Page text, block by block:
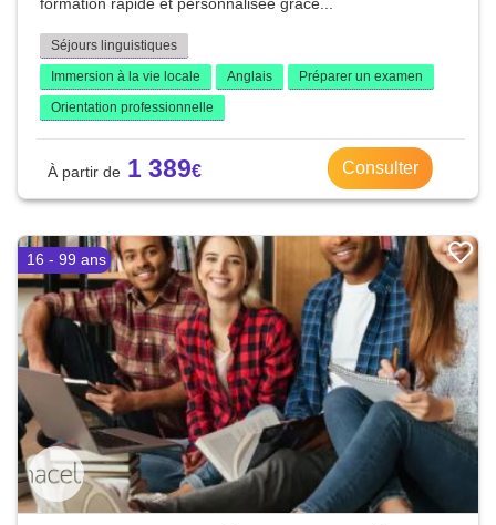
formation rapide et personnalisée grâce...
Séjours linguistiques
Immersion à la vie locale
Anglais
Préparer un examen
Orientation professionnelle
1 389 Consulter
16 - 99 ans